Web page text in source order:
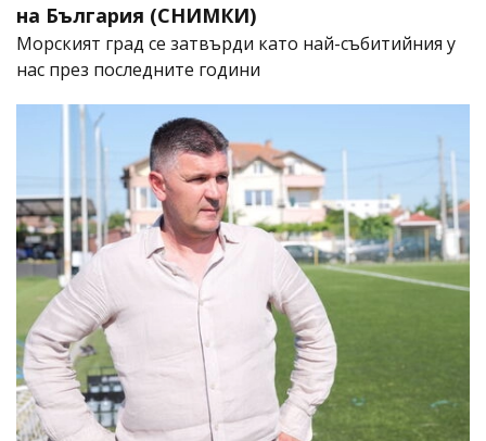
на България (СНИМКИ)
Морският град се затвърди като най-събитийния у
нас през последните години